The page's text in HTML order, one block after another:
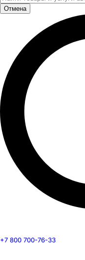
Отмена
+7 800 700-76-33